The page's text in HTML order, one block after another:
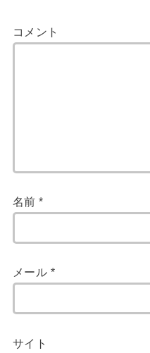
コメント
名前*
メール *
サイト